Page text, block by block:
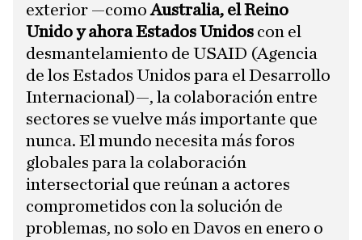
exterior —comoAustralia, el Reino
Unido y ahora Estados Unidos con el
desmantelamiento de USAID (Agencia
de los Estados Unidos para el Desarrollo
Internacional)—, la colaboración entre
sectores se vuelve más importante que
nunca. El mundo necesita más foros
globales para la colaboración
intersectorial que reúnan a actores
comprometidos con la solución de
problemas, no solo en Davos en enero o